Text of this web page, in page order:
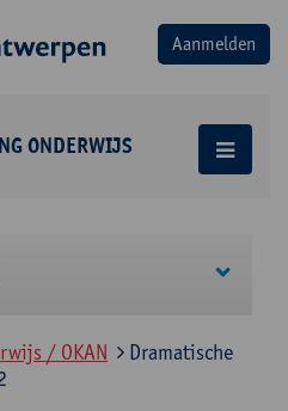
ONDERWIJS
/ OKAN
Dramatische